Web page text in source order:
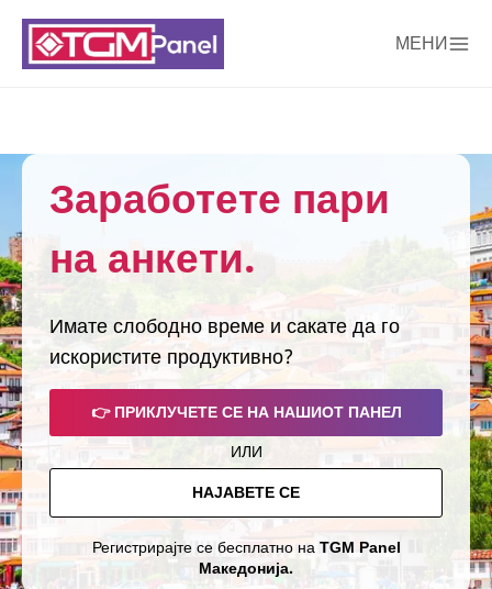
МЕНИ
Заработете пари
на анкети.
Имате слободно време и сакате да го
искористите продуктивно?
👉 ПРИКЛУЧЕТЕ СЕ НА НАШИОТ ПАНЕЛ
ИЛИ
НАЈАВЕТЕ СЕ
Регистрирајте се бесплатно наTGM Panel
Македонија.